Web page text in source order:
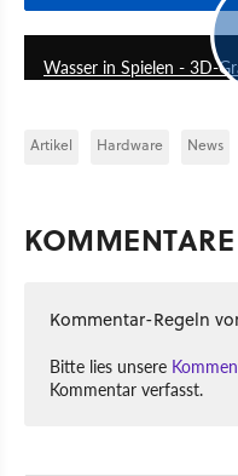
Wasser in Spielen - 3D-
Artikel Hardware News
KOMMENTARE
Kommentar-Regeln
Bitte lies unsere
Kommentar verfasst.